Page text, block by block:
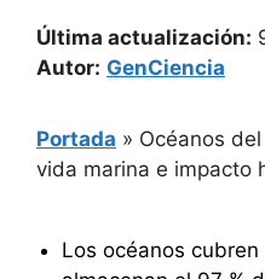
Última actualización:
Autor: GenCiencia
Portada » Océanos
vida marina e impacto
Los océanos